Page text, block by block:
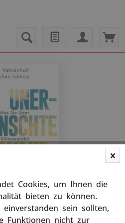
Lüning
Cookies, um Ihnen die
bieten zu können.
sein sollten,
Funktionen nicht zur